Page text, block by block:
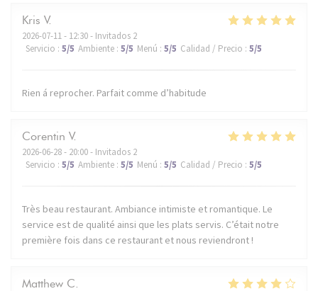
Kris V
2026-07-11- 12:30 - Invitados 2
Servicio : 5/5 Ambiente : 5/5 Menú : 5/5 Calidad / Precio : 5/5
Rien á reprocher. Parfait comme d’habitude
Corentin V
2026-06-28- 20:00 - Invitados 2
Servicio : 5/5 Ambiente : 5/5 Menú : 5/5 Calidad / Precio : 5/5
Très beau restaurant. Ambiance intimiste et romantique. Le
service est de qualité ainsi que les plats servis. C’était notre
première fois dans ce restaurant et nous reviendront !
Matthew C